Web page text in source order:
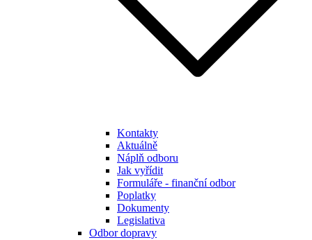
Kontakty
Aktuálně
Náplň odboru
Jak vyřídit
Formuláře - finanční odbor
Poplatky
Dokumenty
Legislativa
Odbor dopravy